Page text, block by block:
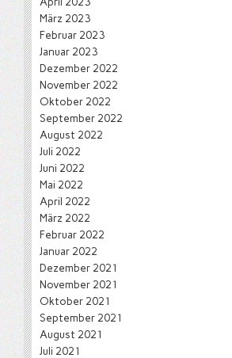
März 2023
Februar 2023
Januar 2023
Dezember 2022
November 2022
Oktober 2022
September 2022
August 2022
Juli 2022
Juni 2022
Mai 2022
April 2022
März 2022
Februar 2022
Januar 2022
Dezember 2021
November 2021
Oktober 2021
September 2021
August 2021
Juli 2021